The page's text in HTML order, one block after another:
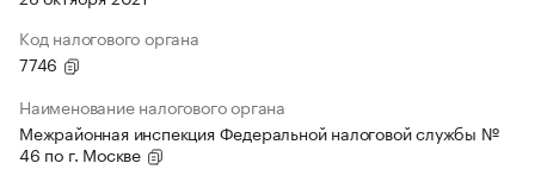
Код налогового органа
7746
Наименование налогового органа
Межрайонная инспекция Федеральной налоговой службы №
46 по г. Москве